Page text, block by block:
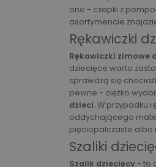
one - czapki z
asortymencie
Rękawiczki
Rękawiczki zimowe
dziecięce warto
sprawdzą się
pewne - ciężko
dzieci. W przypadku
oddychającego
pięciopalczaste albo
Szaliki
Szalik dziecięcy- to